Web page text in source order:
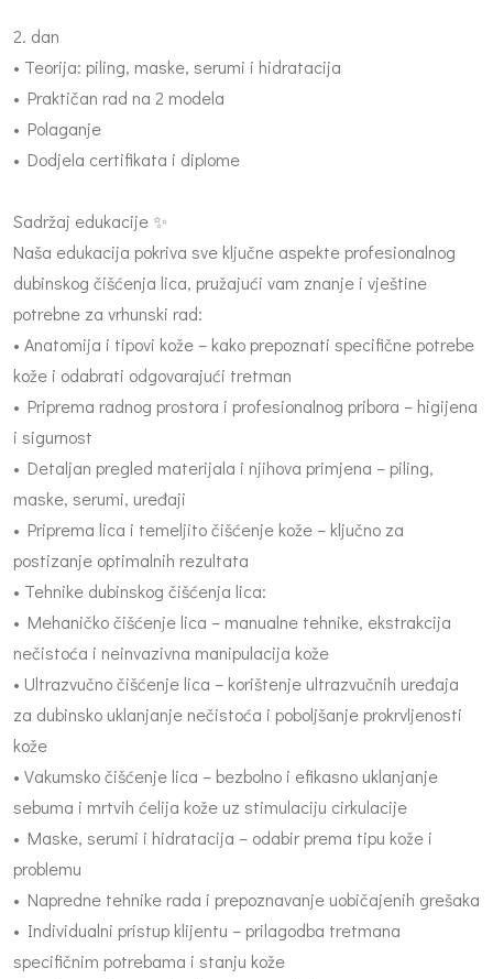
2. dan
• Teorija: piling, maske, serumi i hidratacija
• Praktičan rad na 2 modela
• Polaganje
• Dodjela certifikata i diplome
Sadržaj edukacije ✨
Naša edukacija pokriva sve ključne aspekte profesionalnog
dubinskog čišćenja lica, pružajući vam znanje i vještine
potrebne za vrhunski rad:
• Anatomija i tipovi kože – kako prepoznati specifične potrebe
kože i odabrati odgovarajući tretman
• Priprema radnog prostora i profesionalnog pribora – higijena
i sigurnost
• Detaljan pregled materijala i njihova primjena – piling,
maske, serumi, uređaji
• Priprema lica i temeljito čišćenje kože – ključno za
postizanje optimalnih rezultata
• Tehnike dubinskog čišćenja lica:
• Mehaničko čišćenje lica – manualne tehnike, ekstrakcija
nečistoća i neinvazivna manipulacija kože
• Ultrazvučno čišćenje lica – korištenje ultrazvučnih uređaja
za dubinsko uklanjanje nečistoća i poboljšanje prokrvljenosti
kože
• Vakumsko čišćenje lica – bezbolno i efikasno uklanjanje
sebuma i mrtvih ćelija kože uz stimulaciju cirkulacije
• Maske, serumi i hidratacija – odabir prema tipu kože i
problemu
• Napredne tehnike rada i prepoznavanje uobičajenih grešaka
• Individualni pristup klijentu – prilagodba tretmana
specifičnim potrebama i stanju kože